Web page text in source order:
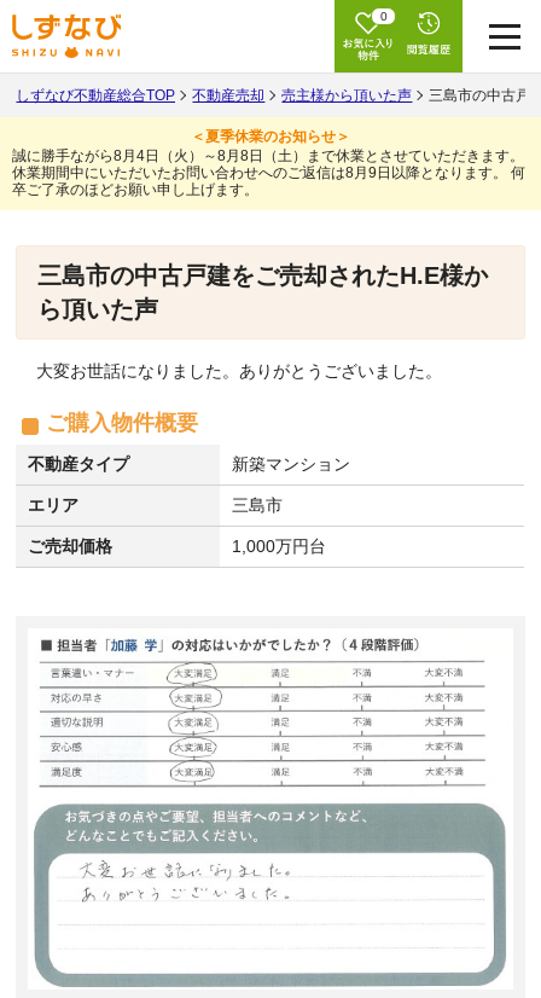
0
しずなび不動産総合TOP 不動産売却 売主様から頂いた声 三島市の中古戸
＜夏季休業のお知らせ＞
誠に勝手ながら8月4日（火）～8月8日（土）まで休業とさせていただきます。
休業期間中にいただいたお問い合わせへのご返信は8月9日以降となります。
何
卒ご了承のほどお願い申し上げます。
三島市の中古戸建をご売却されたH.E様か
ら頂いた声
大変お世話になりました。ありがとうございました。
ご購入物件概要
不動産タイプ 新築マンション
エリア 三島市
ご売却価格 1,000万円台